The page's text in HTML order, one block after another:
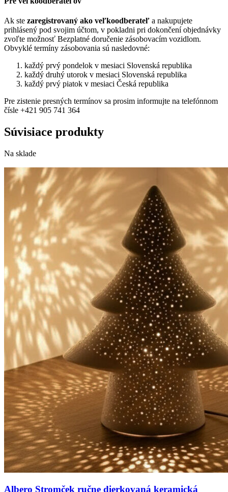
Ak ste zaregistrovaný ako veľkoodberateľ a nakupujete
prihlásený pod svojim účtom, v pokladni pri dokončení objednávky
zvoľte možnosť Bezplatné doručenie zásobovacím vozidlom.
Obvyklé termíny zásobovania sú nasledovné:
každý prvý pondelok v mesiaci Slovenská republika
každý druhý utorok v mesiaci Slovenská republika
každý prvý piatok v mesiaci Česká republika
Pre zistenie presných termínov sa prosim informujte na telefónnom
čísle +421 905 741 364
Súvisiace produkty
Na sklade
Albero Stromček ručne dierkovaná keramická